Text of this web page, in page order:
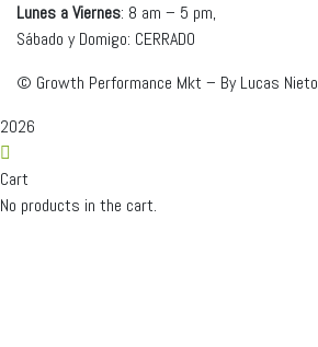
Lunes a Viernes: 8 am – 5 pm,
Sábado y Domigo: CERRADO
© Growth Performance Mkt – By Lucas Nieto
2026
Cart
No products in the cart.